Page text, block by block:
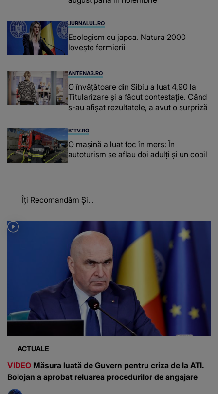
JURNALUL.RO
Ecologism cu japca. Natura 2000
lovește fermierii
ANTENA3.RO
O învățătoare din Sibiu a luat 4,90 la
Titularizare și a făcut contestație. Când
s-au afișat rezultatele, a avut o surpriză
B1TV.RO
O maşină a luat foc în mers: În
autoturism se aflau doi adulți și un copil
Îți Recomandăm Și...
ACTUALE
VIDEO Măsura luată de Guvern pentru criza de la ATI.
Bolojan a aprobat reluarea procedurilor de angajare